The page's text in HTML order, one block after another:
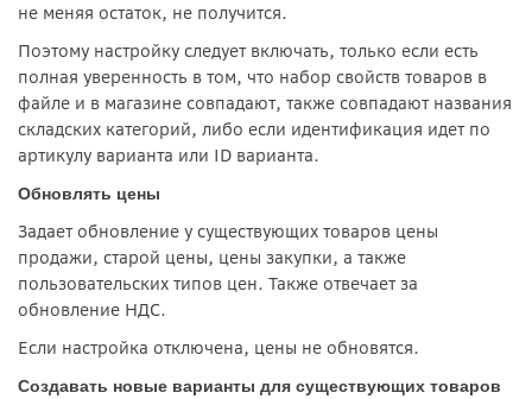
не меняя остаток, не получится.
Поэтому настройку следует включать, только если есть
полная уверенность в том, что набор свойств товаров в
файле и в магазине совпадают, также совпадают названия
складских категорий, либо если идентификация идет по
артикулу варианта или ID варианта.
Обновлять цены
Задает обновление у существующих товаров цены
продажи, старой цены, цены закупки, а также
пользовательских типов цен. Также отвечает за
обновление НДС.
Если настройка отключена, цены не обновятся.
Создавать новые варианты для существующих товаров